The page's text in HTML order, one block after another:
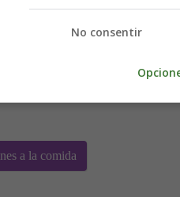
a la comida
No consentir